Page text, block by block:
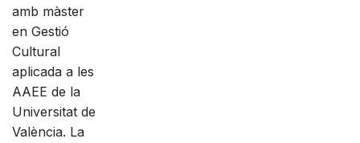
amb màster
en Gestió
Cultural
aplicada a les
AAEE de la
Universitat de
València. La